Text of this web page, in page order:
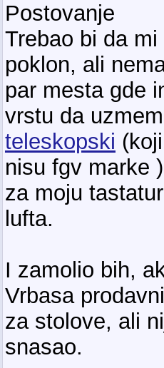
Postovanje
Trebao bi da
poklon, ali
par mesta gde
vrstu da
teleskopski
nisu fgv marke
za moju
lufta.
I zamolio bih,
Vrbasa
za stolove, ali
snasao.